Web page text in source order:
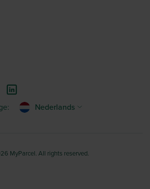
Nederlands
MyParcel. All rights reserved.